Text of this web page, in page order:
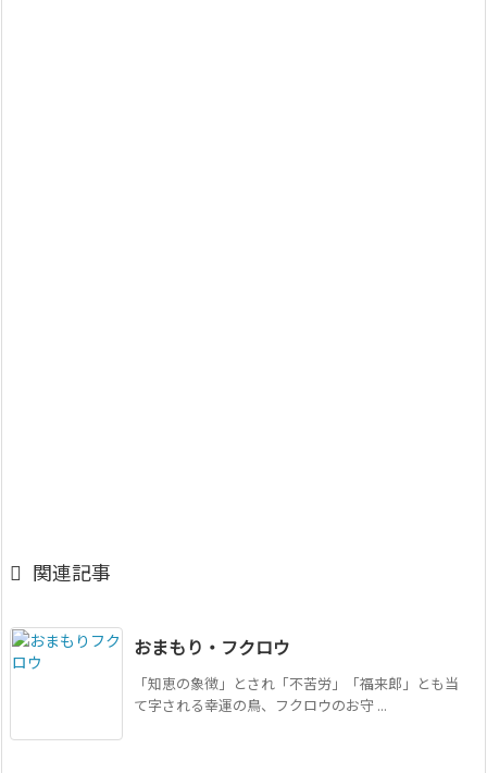
 関連記事
おまもり・フクロウ
「知恵の象徴」とされ「不苦労」「福来郎」とも当
て字される幸運の鳥、フクロウのお守 ...